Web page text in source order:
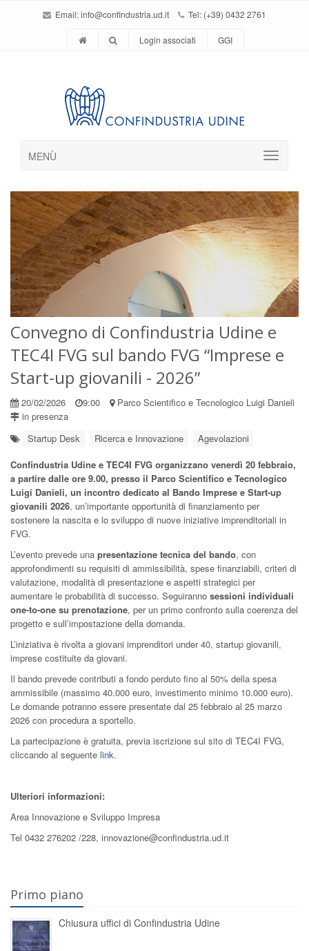
Email:info@confindustria.ud.it Tel: (+39) 0432 2761
Login associati GGI
MENÙ
Convegno di Confindustria Udine e
TEC4I FVG sul bando FVG “Imprese e
Start-up giovanili - 2026”
20/02/2026 9:00
Parco Scientifico e Tecnologico Luigi Danieli
in presenza
Startup Desk
Ricerca e Innovazione
Agevolazioni
Confindustria Udine e TEC4I FVG organizzano venerdì 20 febbraio,
a partire dalle ore 9.00, presso il Parco Scientifico e Tecnologico
Luigi Danieli, un incontro dedicato al Bando Imprese e Start-up
giovanili 2026, un’importante opportunità di finanziamento per
sostenere la nascita e lo sviluppo di nuove iniziative imprenditoriali in
FVG.
L’evento prevede una presentazione tecnica del bando, con
approfondimenti su requisiti di ammissibilità, spese finanziabili, criteri di
valutazione, modalità di presentazione e aspetti strategici per
aumentare le probabilità di successo. Seguiranno sessioni individuali
one-to-one su prenotazione, per un primo confronto sulla coerenza del
progetto e sull’impostazione della domanda.
L’iniziativa è rivolta a giovani imprenditori under 40, startup giovanili,
imprese costituite da giovani.
Il bando prevede contributi a fondo perduto fino al 50% della spesa
ammissibile (massimo 40.000 euro, investimento minimo 10.000 euro).
Le domande potranno essere presentate dal 25 febbraio al 25 marzo
2026 con procedura a sportello.
La partecipazione è gratuita, previa iscrizione sul sito di TEC4I FVG,
cliccando al seguente link.
Ulteriori informazioni:
Area Innovazione e Sviluppo Impresa
Tel 0432 276202 /228, innovazione@confindustria.ud.it
Primo piano
Chiusura uffici di Confindustria Udine